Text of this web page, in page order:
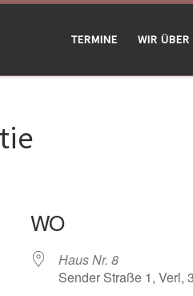
TERMINE WIR
WO
Haus Nr. 8
Sender Straße 1, Verl,